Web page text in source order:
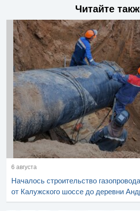
Читайте
6 августа
Началось строительство
от Калужского шоссе до деревни